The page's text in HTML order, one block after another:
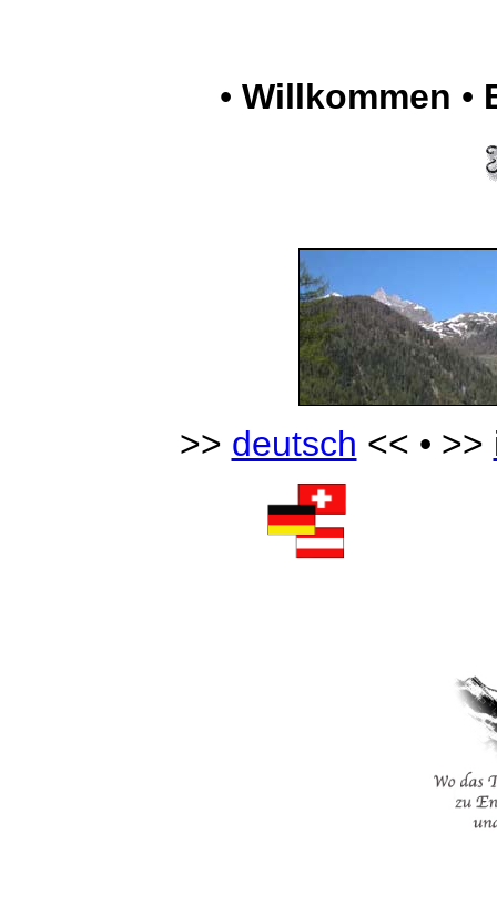
• Willkommen •
>> deutsch << • >>